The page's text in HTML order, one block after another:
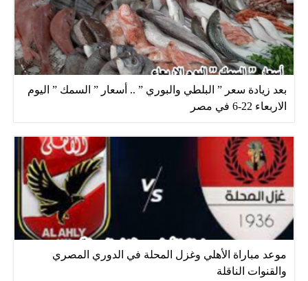
بعد زيادة سعر ” البلطي والبوري ” .. أسعار ” السمك ” اليوم
الاربعاء 22-6 في مصر
موعد مباراة الأهلي وغزل المحلة في الدوري المصري
والقنوات الناقلة